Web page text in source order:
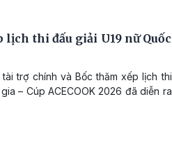
thi đấu giải U19 nữ Quốc
trợ chính và Bốc thăm xếp lịch thi
– Cúp ACECOOK 2026 đã diễn ra